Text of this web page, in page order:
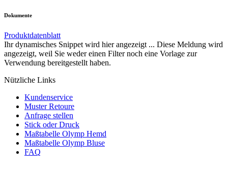
Dokumente
Produktdatenblatt
Ihr dynamisches Snippet wird hier angezeigt ... Diese Meldung wird
angezeigt, weil Sie weder einen Filter noch eine Vorlage zur
Verwendung bereitgestellt haben.
Nützliche Links
Kundenservice
Muster Retoure
Anfrage stellen
Stick oder Druck
Maßtabelle Olymp Hemd
Maßtabelle Olymp Bluse
FAQ